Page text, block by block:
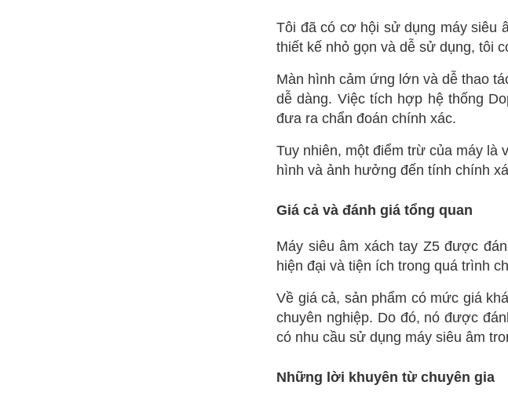
Tôi đã có cơ hội sử dụng máy siêu
thiết kế nhỏ gọn và dễ sử dụng, tôi
Màn hình cảm ứng lớn và dễ thao
dễ dàng. Việc tích hợp hệ thống
đưa ra chẩn đoán chính xác.
Tuy nhiên, một điểm trừ của máy là
hình và ảnh hưởng đến tính chính
Giá cả và đánh giá tổng quan
Máy siêu âm xách tay Z5 được
hiện đại và tiện ích trong quá trình
Về giá cả, sản phẩm có mức giá
chuyên nghiệp. Do đó, nó được
có nhu cầu sử dụng máy siêu âm
Những lời khuyên từ chuyên gia